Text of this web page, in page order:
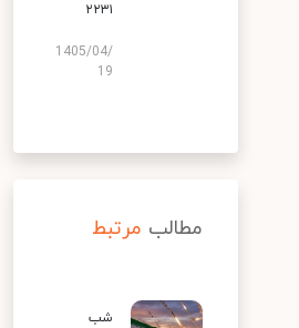
۲۲۳۱
1405/04/
19
مطالب مرتبط
شب